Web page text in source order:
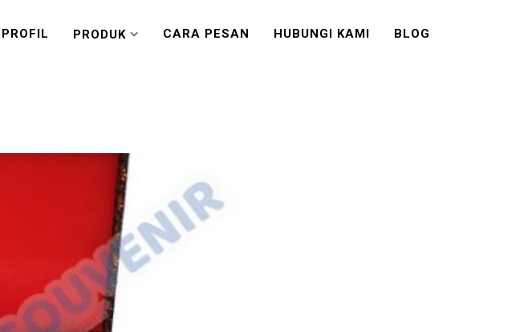
PROFIL PRODUK CARA PESAN HUBUNGI KAMI BLOG